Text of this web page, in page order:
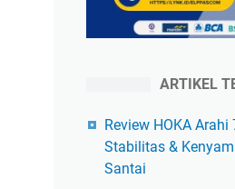
ARTIKEL
Review HOKA
Stabilitas &
Santai